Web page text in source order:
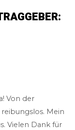
Von der
Mein
Vielen Dank für